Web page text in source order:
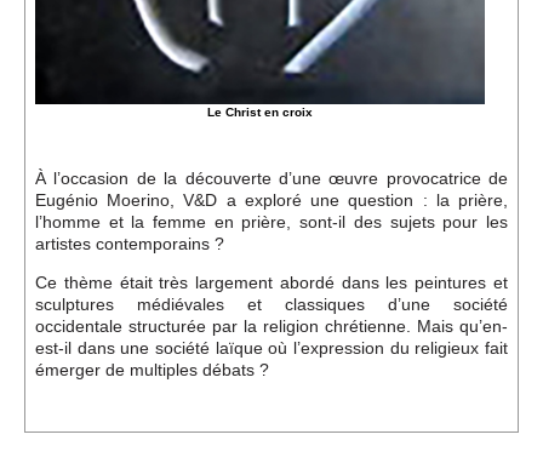
Le Christ en croix
À l’occasion de la découverte d’une œuvre provocatrice de
Eugénio Moerino, V&D a exploré une question : la prière,
l’homme et la femme en prière, sont-il des sujets pour les
artistes contemporains ?
Ce thème était très largement abordé dans les peintures et
sculptures médiévales et classiques d’une société
occidentale structurée par la religion chrétienne. Mais qu’en-
est-il dans une société laïque où l’expression du religieux fait
émerger de multiples débats ?